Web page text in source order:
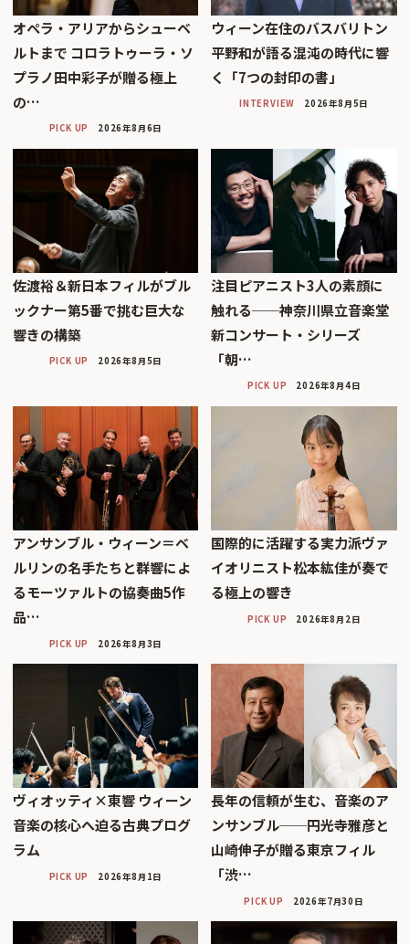
オペラ・アリアからシューベ
ルトまで コロラトゥーラ・ソ
プラノ田中彩子が贈る極上
の…
PICK UP 2026年8月6日
ウィーン在住のバスバリトン
平野和が語る混沌の時代に響
く「7つの封印の書」
INTERVIEW 2026年8月5日
佐渡裕＆新日本フィルがブル
ックナー第5番で挑む巨大な
響きの構築
PICK UP 2026年8月5日
注目ピアニスト3人の素顔に
触れる──神奈川県立音楽堂
新コンサート・シリーズ
「朝…
PICK UP 2026年8月4日
アンサンブル・ウィーン＝ベ
ルリンの名手たちと群響によ
るモーツァルトの協奏曲5作
品…
PICK UP 2026年8月3日
国際的に活躍する実力派ヴァ
イオリニスト松本紘佳が奏で
る極上の響き
PICK UP 2026年8月2日
ヴィオッティ×東響 ウィーン
音楽の核心へ迫る古典プログ
ラム
PICK UP 2026年8月1日
長年の信頼が生む、音楽のア
ンサンブル──円光寺雅彦と
山崎伸子が贈る東京フィル
「渋…
PICK UP 2026年7月30日